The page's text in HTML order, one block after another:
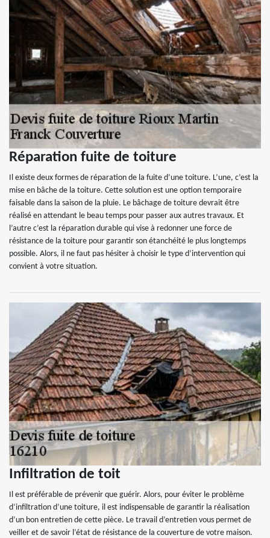
Réparation fuite de toiture
Il existe deux formes de réparation de la fuite d’une toiture. L’une, c’est la
mise en bâche de la toiture. Cette solution est une option temporaire
faisable dans la saison de la pluie. Le bâchage de toiture devrait être
réalisé en attendant le beau temps pour passer aux autres travaux. Et
l’autre c’est la réparation durable qui vise à redonner une force de
résistance de la toiture pour garantir son étanchéité le plus longtemps
possible. Alors, il ne faut pas hésiter à choisir le type d’intervention qui
convient à votre situation.
Infiltration de toit
Il est préférable de prévenir que guérir. Alors, pour éviter le problème
d’infiltration d’une toiture, il est indispensable de garantir la réalisation
d’un bon entretien de cette pièce. Le travail d’entretien vous permet de
veiller et de savoir l’état de résistance de la couverture de votre maison.